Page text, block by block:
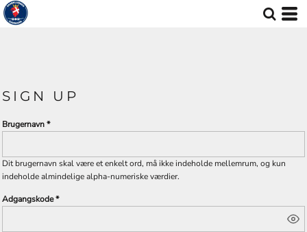
SIGN UP
Brugernavn
Dit brugernavn skal være et enkelt ord, må ikke indeholde mellemrum, og kun
indeholde almindelige alpha-numeriske værdier.
Adgangskode